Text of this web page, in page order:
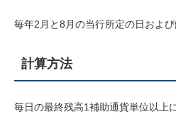
毎年2月と8月の当行所定の日およ
計算方法
毎日の最終残高1補助通貨単位以上